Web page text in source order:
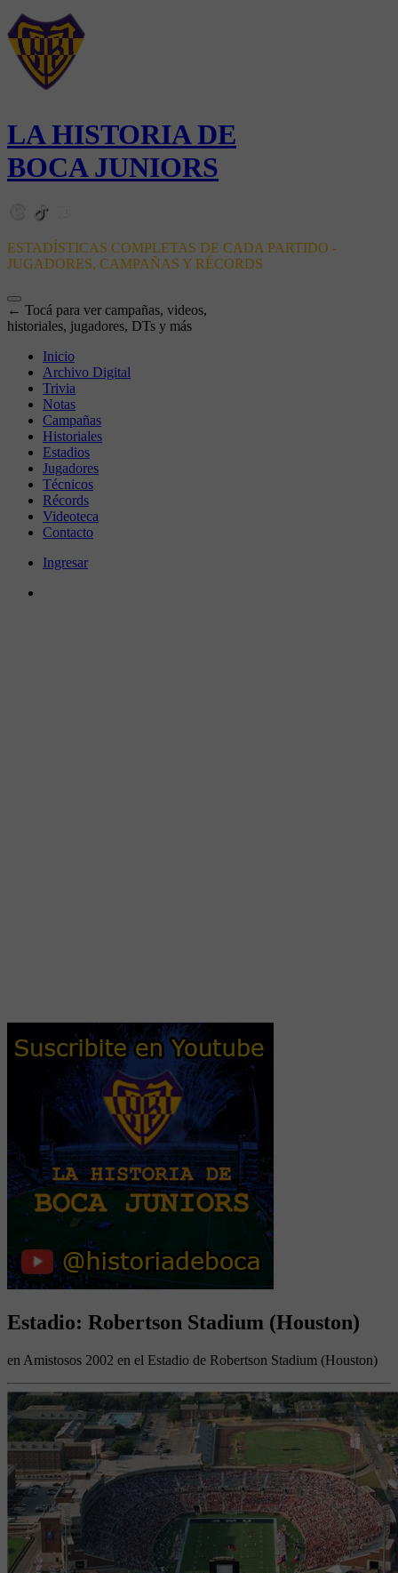
LA HISTORIA DE
BOCA JUNIORS
ESTADÍSTICAS COMPLETAS DE CADA PARTIDO -
JUGADORES, CAMPAÑAS Y RÉCORDS
← Tocá para ver campañas, videos,
historiales, jugadores, DTs y más
Inicio
Archivo Digital
Trivia
Notas
Campañas
Historiales
Estadios
Jugadores
Técnicos
Récords
Videoteca
Contacto
Ingresar
Estadio: Robertson Stadium (Houston)
en Amistosos 2002 en el Estadio de Robertson Stadium (Houston)